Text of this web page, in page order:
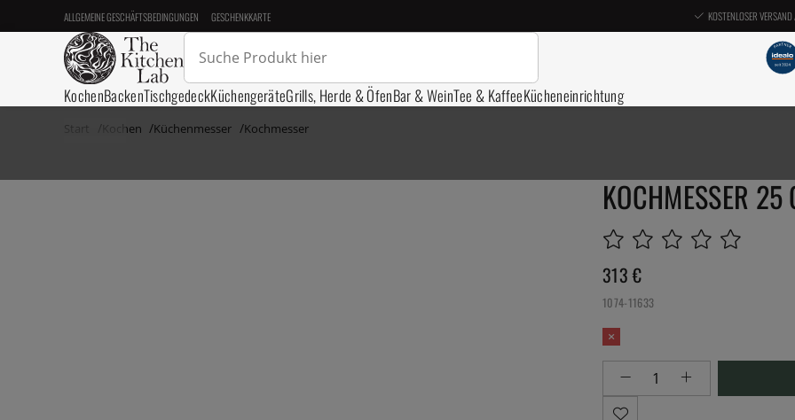
ALLGEMEINE GESCHÄFTSBEDINGUNGEN GESCHENKKARTE KOSTENLOSER
KochenBackenTischgedeckKüchengeräteGrills, Herde & ÖfenBar & WeinTee & KaffeeKücheneinrichtung
Start Kochen Küchenmesser Kochmesser
KOCHMESSER
313 €
1074-11633